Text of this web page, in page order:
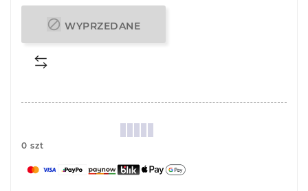
 WYPRZEDANE
0 szt